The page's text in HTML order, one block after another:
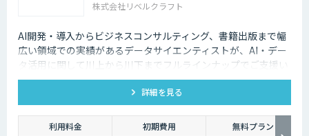
株式会社リベルクラフト
AI開発・導入からビジネスコンサルティング、書籍出版まで幅
広い領域での実績があるデータサイエンティストが、AI・デー
タ活用に関して川上から川下までフルラインナップでご支援い
たします。
詳細を見る
利用料金 初期費用
無料プラン